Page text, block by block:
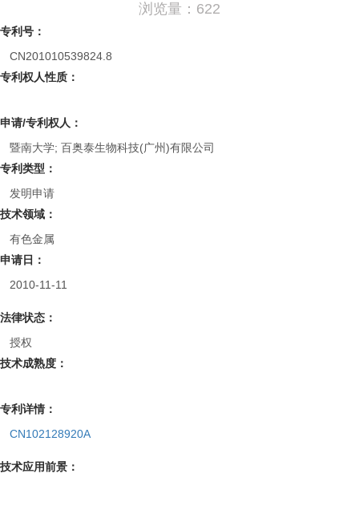
浏览量：622
专利号：
CN201010539824.8
专利权人性质：
申请/专利权人：
暨南大学; 百奥泰生物科技(广州)有限公司
专利类型：
发明申请
技术领域：
有色金属
申请日：
2010-11-11
法律状态：
授权
技术成熟度：
专利详情：
CN102128920A
技术应用前景：